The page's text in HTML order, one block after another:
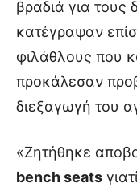
βραδιά για τους
κατέγραψαν
φιλάθλους που
προκάλεσαν
διεξαγωγή του
«Ζητήθηκε
bench seats